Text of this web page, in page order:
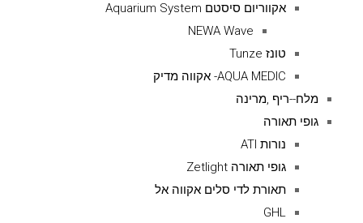
אקווריום סיסטם Aquarium System
NEWA Wave
טונז Tunze
AQUA MEDIC- אקווה מדיק
מלח--ריף ,מרינה
גופי תאורה
נורות ATI
גופי תאורה Zetlight
תאורת לדי סלים אקווה אל
GHL